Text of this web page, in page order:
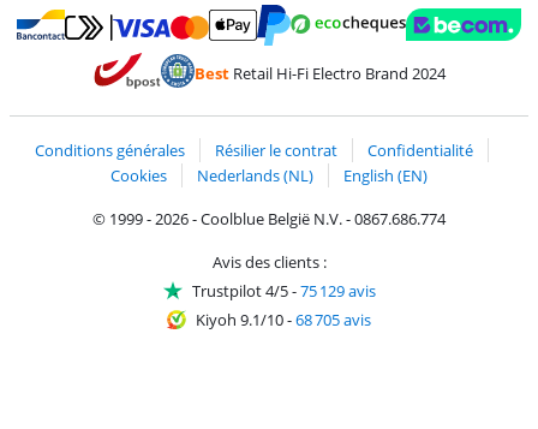
Payer avec Bancontact
Payer avec MasterCard et Visa via ClickToPay
Payer avec PayPal
BestRetail Hi-Fi Electro Brand 2024
Conditions générales Résilier le contrat
Confidentialité
Cookies
Nederlands (NL)
English (EN)
© 1999 - 2026 - Coolblue België N.V. - 0867.686.774
Avis des clients :
Trustpilot 4/5-75 129 avis
Kiyoh 9.1/10-68 705 avis